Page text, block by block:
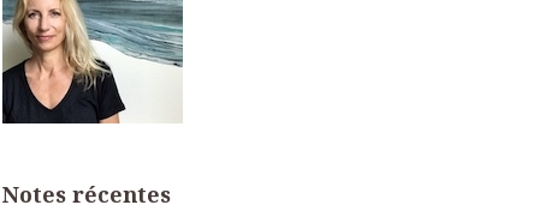
Notes récentes